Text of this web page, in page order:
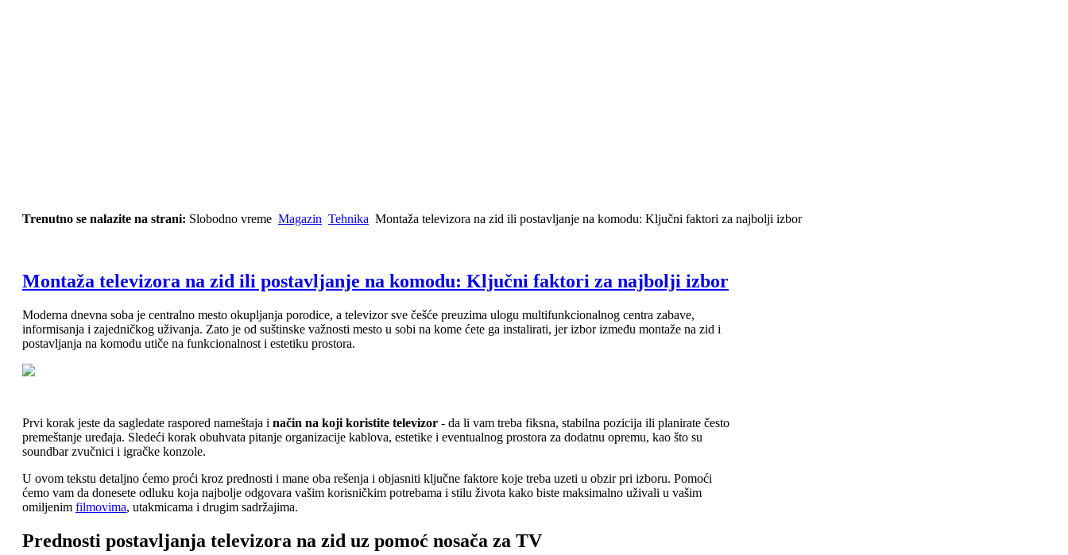
Trenutno se nalazite na strani: Slobodno vreme Magazin Tehnika Montaža televizora na zid ili postavljanje na komodu: Ključni faktori za najbolji izbor
Montaža televizora na zid ili postavljanje na komodu: Ključni faktori za najbolji izbor
Moderna dnevna soba je centralno mesto okupljanja porodice, a televizor sve češće preuzima ulogu multifunkcionalnog centra zabave,
informisanja i zajedničkog uživanja. Zato je od suštinske važnosti mesto u sobi na kome ćete ga instalirati, jer izbor između montaže na zid i
postavljanja na komodu utiče na funkcionalnost i estetiku prostora.
Prvi korak jeste da sagledate raspored nameštaja i način na koji koristite televizor- da li vam treba fiksna, stabilna pozicija ili planirate često
premeštanje uređaja. Sledeći korak obuhvata pitanje organizacije kablova, estetike i eventualnog prostora za dodatnu opremu, kao što su
soundbar zvučnici i igračke konzole.
U ovom tekstu detaljno ćemo proći kroz prednosti i mane oba rešenja i objasniti ključne faktore koje treba uzeti u obzir pri izboru. Pomoći
ćemo vam da donesete odluku koja najbolje odgovara vašim korisničkim potrebama i stilu života kako biste maksimalno uživali u vašim
omiljenim filmovima, utakmicama i drugim sadržajima.
Prednosti postavljanja televizora na zid uz pomoć nosača za TV